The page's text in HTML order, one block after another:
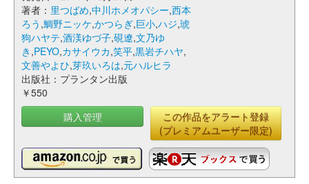
著者： 里つばめ,中川ホメオパシー,西本
ろう ,鯛野ニッケ,かつらぎ,巨小,ハジ,琥
狗ハヤテ,酒渼ゆづ子,硯遼,文乃ゆ
き ,PEYO,カサイウカ,笑平,黒岩チハヤ,
文善やよひ,芽玖いろは,元ハルヒラ
出版社：プランタン出版
￥550
購入管理
この作品をアラート登録
(プレミアムユーザー限定)